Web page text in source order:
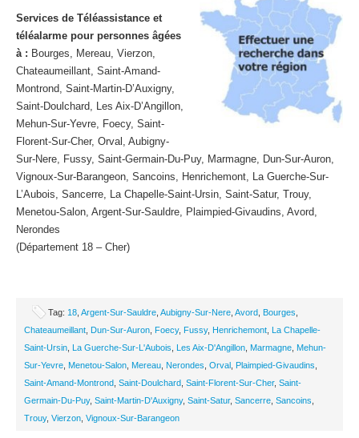
Services de Téléassistance et
téléalarme pour personnes âgées
à : Bourges, Mereau, Vierzon,
Chateaumeillant, Saint-Amand-
Montrond, Saint-Martin-D’Auxigny,
Saint-Doulchard, Les Aix-D’Angillon,
Mehun-Sur-Yevre, Foecy, Saint-
Florent-Sur-Cher, Orval, Aubigny-
Sur-Nere, Fussy, Saint-Germain-Du-Puy, Marmagne, Dun-Sur-Auron,
Vignoux-Sur-Barangeon, Sancoins, Henrichemont, La Guerche-Sur-
L’Aubois, Sancerre, La Chapelle-Saint-Ursin, Saint-Satur, Trouy,
Menetou-Salon, Argent-Sur-Sauldre, Plaimpied-Givaudins, Avord,
Nerondes
(Département 18 – Cher)
Tag: 18 Argent-Sur-Sauldre Aubigny-Sur-Nere Avord Bourges
Chateaumeillant Dun-Sur-Auron Foecy, Fussy, Henrichemont La Chapelle-
Saint-Ursin La Guerche-Sur-L'Aubois Les Aix-D'Angillon Marmagne Mehun-
Sur-Yevre Menetou-Salon Mereau Nerondes Orval Plaimpied-Givaudins
Saint-Amand-Montrond Saint-Doulchard Saint-Florent-Sur-Cher, Saint-
Germain-Du-Puy, Saint-Martin-D'Auxigny, Saint-Satur, Sancerre Sancoins
Trouy, Vierzon Vignoux-Sur-Barangeon